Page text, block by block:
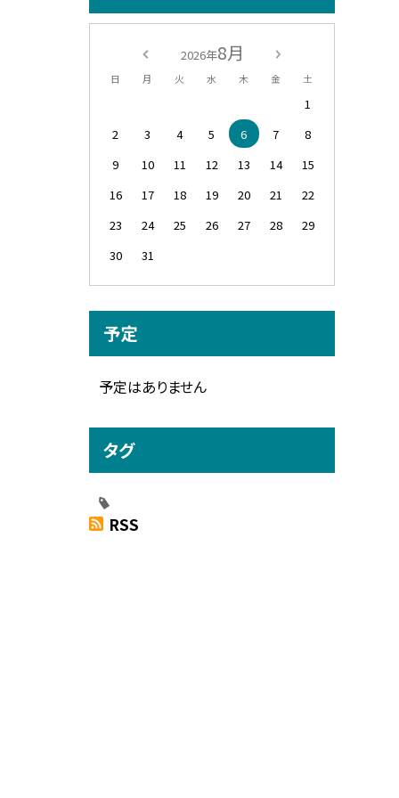
2026年8月
日 月 火 水 木 金 土
1
2
3 4 5 6 7
8
9
10 11 12 13 14
15
16
17 18 19 20 21
22
23
24 25 26 27 28
29
30
31
予定
予定はありません
タグ
RSS